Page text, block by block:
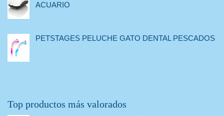
ACUARIO
PETSTAGES PELUCHE GATO DENTAL PESCADOS
Top productos más valorados